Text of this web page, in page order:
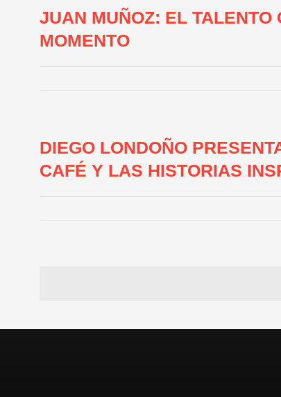
JUAN MUÑOZ: EL
MOMENTO
DIEGO LONDOÑO
CAFÉ Y LAS HISTORIAS